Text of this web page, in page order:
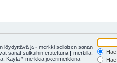
löydyttävä ja - merkki sellaisen sanan
sanat sulkuihin erotettuna |-merkillä,
Käytä *-merkkiä jokerimerkkinä